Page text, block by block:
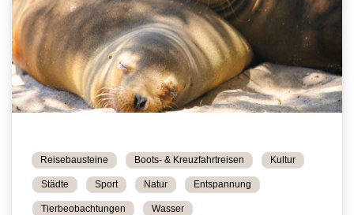
Reisebausteine Boots- & Kreuzfahrtreisen Kultur
Städte Sport Natur Entspannung
Tierbeobachtungen Wasser